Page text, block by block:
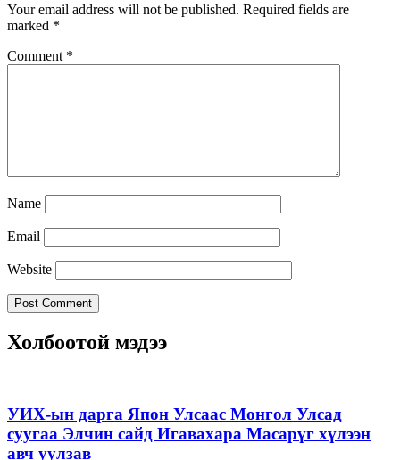
Your email address will not be published. Required fields are
marked *
Comment *
Name
Email
Website
Холбоотой мэдээ
УИХ-ын дарга Япон Улсаас Монгол Улсад
суугаа Элчин сайд Игавахара Масарүг хүлээн
авч уулзав